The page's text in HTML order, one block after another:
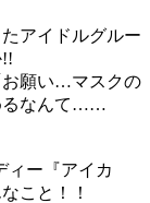
アイドルグルー
!!
お願い…マスクの
るなんて……
ィー『アイカ
こと！！